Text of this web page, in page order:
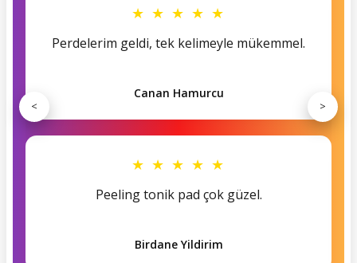
★ ★ ★ ★ ★
Perdelerim geldi, tek kelimeyle mükemmel.
Canan Hamurcu
★ ★ ★ ★ ★
Peeling tonik pad çok güzel.
Birdane Yildirim
< >